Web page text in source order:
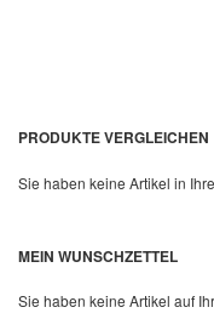
Quickview
PRODUKTE VERGLEICHEN
Sie haben keine Artikel in
MEIN WUNSCHZETTEL
Sie haben keine Artikel auf